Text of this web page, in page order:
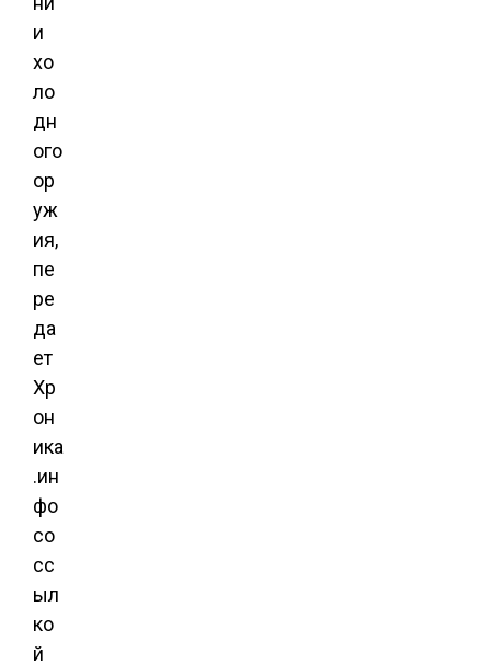
и
хо
ло
дн
ого
ор
уж
ия,
пе
ре
да
ет
Хр
он
ика
.ин
фо
со
сс
ыл
ко
й